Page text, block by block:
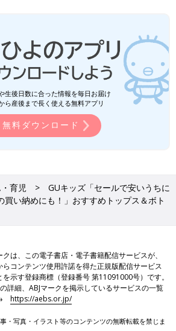
生後日数に合った情報を毎日お届け
ら産後まで長く使える無料アプリ
無料ダウンロード
育児
GUキッズ「セールで安いうちに
買い納めにも！」おすすめトップス＆ボト
クは、この電子書店・電子書籍配信サービスが、
らコンテンツ使用許諾を得た正規版配信サービス
を示す登録商標（登録番号 第11091000号）です。
詳細、ABJマークを掲示しているサービスの一覧
→https://aebs.or.jp/
・写真・イラスト等のコンテンツの無断転載を禁じま